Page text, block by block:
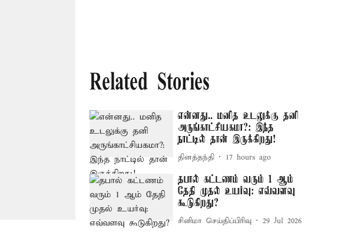
Related Stories
என்னது.. மனித உடலுக்கு தனி
அருங்காட்சியகமா?: இந்த
நாட்டில் தான் இருக்கிறது!
தினத்தந்தி 17 hours ago
தபால் கட்டணம் வரும் 1 ஆம்
தேதி முதல் உயர்வு: எவ்வளவு
கூடுகிறது?
சினிமா செய்திப்பிரிவு 29 Jul 2026